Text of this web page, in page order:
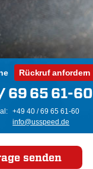
Rückruf anfordern
69 65 61-60
+49 40 / 69 65 61-60
info@usspeed.de
senden